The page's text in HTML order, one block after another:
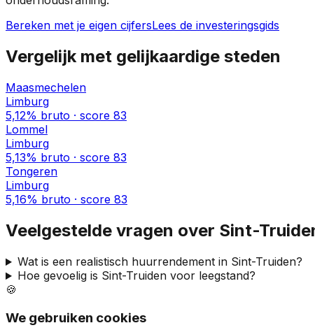
Bereken met je eigen cijfersLees de investeringsgids
Vergelijk met gelijkaardige steden
Maasmechelen
Limburg
5,12% bruto · score 83
Lommel
Limburg
5,13% bruto · score 83
Tongeren
Limburg
5,16% bruto · score 83
Veelgestelde vragen over Sint-
Wat is een realistisch huurrendement in Sint-Truiden?
Hoe gevoelig is Sint-Truidenvoor leegstand?
🍪
We gebruiken cookies